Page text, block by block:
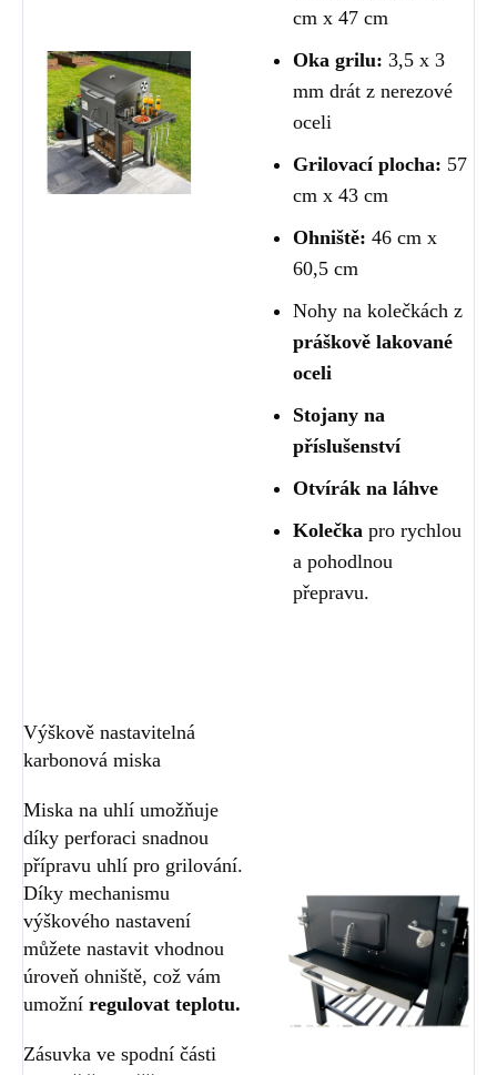
cm x 47 cm
Oka grilu: 3,5 x 3
mm drát z nerezové
oceli
Grilovací plocha: 57
cm x 43 cm
Ohniště: 46 cm x
60,5 cm
Nohy na kolečkách z
práškově lakované
oceli
Stojany na
příslušenství
Otvírák na láhve
Kolečka pro rychlou
a pohodlnou
přepravu.
Výškově nastavitelná
karbonová miska
Miska na uhlí umožňuje
díky perforaci snadnou
přípravu uhlí pro grilování.
Díky mechanismu
výškového nastavení
můžete nastavit vhodnou
úroveň ohniště, což vám
umožní regulovat teplotu.
Zásuvka ve spodní části